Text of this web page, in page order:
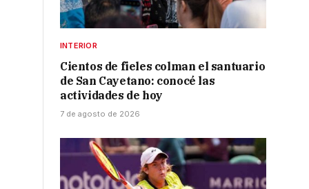
INTERIOR
Cientos de fieles colman el santuario
de San Cayetano: conocé las
actividades de hoy
7 de agosto de 2026